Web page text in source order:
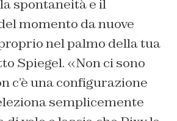
spontaneità e il
momento da nuove
nel palmo della tua
Spiegel. «Non ci sono
c’è una configurazione
semplicemente